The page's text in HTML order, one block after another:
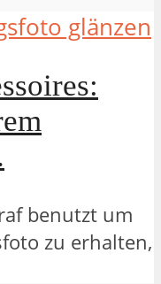
benutzt um
zu erhalten,